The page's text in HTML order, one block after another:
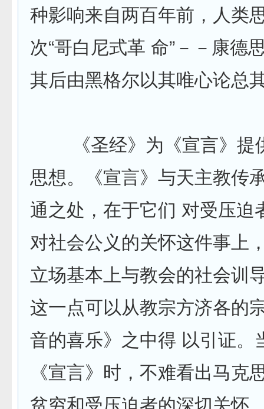
种影响来自两百年前，人类
次“哥白尼式革 命”－－康德
其后由黑格尔以其唯心论总
《圣经》为《宣言》提
思想。《宣言》与天主教传
通之处，在于它们 对受压迫
对社会公义的关怀这件事上
立场基本上与教会的社会训
这一点可以从教宗方济各的
音的喜乐》之中得 以引证。
《宣言》时，不难看出马克
贫穷和受压迫者的深切关怀